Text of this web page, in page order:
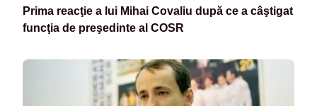
Prima reacţie a lui Mihai Covaliu după ce a câştigat
funcţia de preşedinte al COSR